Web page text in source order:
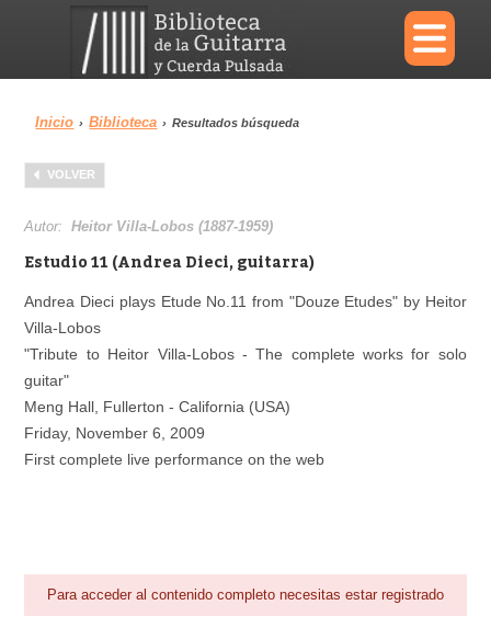
×
Menu
Biblioteca
Área personal
Inicio › Biblioteca › Resultados búsqueda
VOLVER
Autor:Heitor Villa-Lobos (1887-1959)
Estudio 11 (Andrea Dieci, guitarra)
Andrea Dieci plays Etude No.11 from "Douze Etudes" by Heitor
Villa-Lobos
"Tribute to Heitor Villa-Lobos - The complete works for solo
guitar"
Meng Hall, Fullerton - California (USA)
Friday, November 6, 2009
First complete live performance on the web
Para acceder al contenido completo necesitas estar registrado